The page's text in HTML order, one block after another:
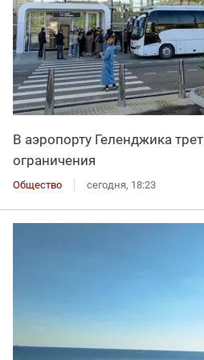
В аэропорту Геленджика
ограничения
Общество сегодня, 18:23